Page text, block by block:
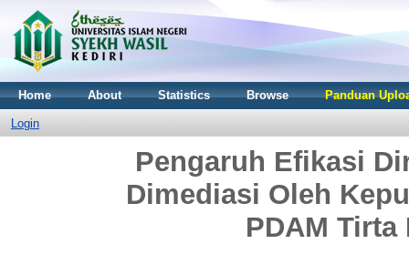
Home About Statistics Browse Panduan
Login
Pengaruh Efikasi
Dimediasi Oleh
PDAM